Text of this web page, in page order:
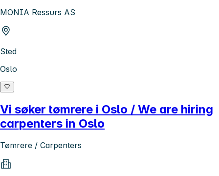
MONIA Ressurs AS
Sted
Oslo
Vi søker tømrere i Oslo / We are hiring
carpenters in Oslo
Tømrere / Carpenters